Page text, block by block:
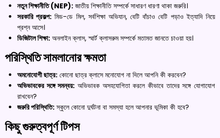
নতুন শিক্ষানীতি (NEP): জাতীয় শিক্ষানীতি সম্পর্কে সাধারণ ধারণা থাকা জরুরি।
সরকারি প্রকল্প: মিড-ডে মিল, সর্বশিক্ষা অভিযান, বেটি বাঁচাও বেটি পড়াও ইত্যাদি নিয়ে
প্রশ্ন আসে।
ডিজিটাল শিক্ষা: অনলাইন ক্লাস, স্মার্ট ক্লাসরুম সম্পর্কে মতামত জানতে চাওয়া হয়।
পরিস্থিতি সামলানোর ক্ষমতা
অমনোযোগী ছাত্র: কোনো ছাত্র ক্লাসে মনোযোগ না দিলে আপনি কী করবেন?
অভিভাবকের সঙ্গে সমন্বয়: অভিভাবক অসহযোগিতা করলে কীভাবে তাদের সঙ্গে যোগাযোগ
রাখবেন?
জরুরি পরিস্থিতি:স্কুলে কোনো দুর্ঘটনা বা সমস্যা হলে আপনার ভূমিকা কী হবে?
কিছু গুরুত্বপূর্ণ টিপস